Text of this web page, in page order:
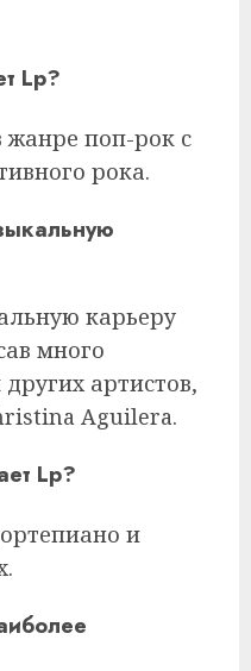
Lp?
жанре поп-рок с
рока.
карьеру
много
артистов,
Aguilera.
Lp?
и